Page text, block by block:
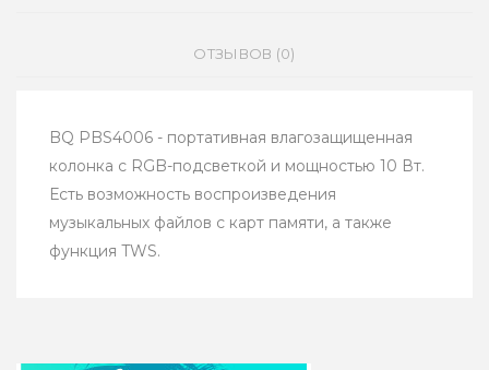
ОТЗЫВОВ (0)
BQ PBS4006 - портативная влагозащищенная
колонка с RGB-подсветкой и мощностью 10 Вт.
Есть возможность воспроизведения
музыкальных файлов с карт памяти, а также
функция TWS.